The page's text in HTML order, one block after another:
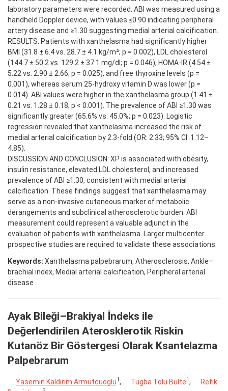
laboratory parameters were recorded. ABI was measured using a
handheld Doppler device, with values ≤0.90 indicating peripheral
artery disease and ≥1.30 suggesting medial arterial calcification.
RESULTS: Patients with xanthelasma had significantly higher
BMI (31.8 ± 6.4 vs. 28.7 ± 4.1 kg/m²; p = 0.002), LDL cholesterol
(144.7 ± 50.2 vs. 129.2 ± 37.1 mg/dl; p = 0.046), HOMA-IR (4.54 ±
5.22 vs. 2.90 ± 2.66; p = 0.025), and free thyroxine levels (p =
0.001), whereas serum 25-hydroxy vitamin D was lower (p =
0.014). ABI values were higher in the xanthelasma group (1.41 ±
0.21 vs. 1.28 ± 0.18; p < 0.001). The prevalence of ABI ≥1.30 was
significantly greater (65.6% vs. 45.0%; p = 0.023). Logistic
regression revealed that xanthelasma increased the risk of
medial arterial calcification by 2.3-fold (OR: 2.33; 95% CI: 1.12–
4.85).
DISCUSSION AND CONCLUSION: XP is associated with obesity,
insulin resistance, elevated LDL cholesterol, and increased
prevalence of ABI ≥1.30, consistent with medial arterial
calcification. These findings suggest that xanthelasma may
serve as a non-invasive cutaneous marker of metabolic
derangements and subclinical atherosclerotic burden. ABI
measurement could represent a valuable adjunct in the
evaluation of patients with xanthelasma. Larger multicenter
prospective studies are required to validate these associations.
Keywords: Xanthelasma palpebrarum, Atherosclerosis, Ankle–
brachial index, Medial arterial calcification, Peripheral arterial
disease
Ayak Bileği–Brakiyal İndeks ile
Değerlendirilen Aterosklerotik Riskin
Kutanöz Bir Göstergesi Olarak Ksantelazma
Palpebrarum
Yasemin Kaldirim Armutcuoglu1 , Tugba Tolu Bulte1 ,
Refik